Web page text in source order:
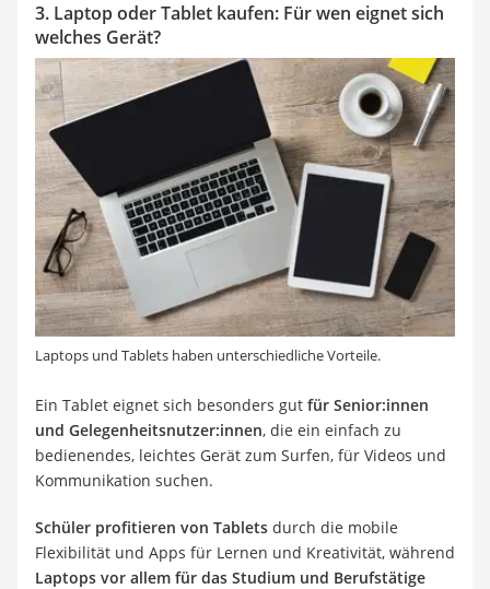
3. Laptop oder Tablet kaufen: Für wen eignet sich
welches Gerät?
Laptops und Tablets haben unterschiedliche Vorteile.
Ein Tablet eignet sich besonders gut für Senior:innen
und Gelegenheitsnutzer:innen, die ein einfach zu
bedienendes, leichtes Gerät zum Surfen, für Videos und
Kommunikation suchen.
Schüler profitieren von Tablets durch die mobile
Flexibilität und Apps für Lernen und Kreativität, während
Laptops vor allem für das Studium und Berufstätige